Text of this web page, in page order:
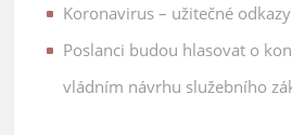
Koronavirus – užitečné odkazy
Poslanci budou hlasovat o
vládním návrhu služebního